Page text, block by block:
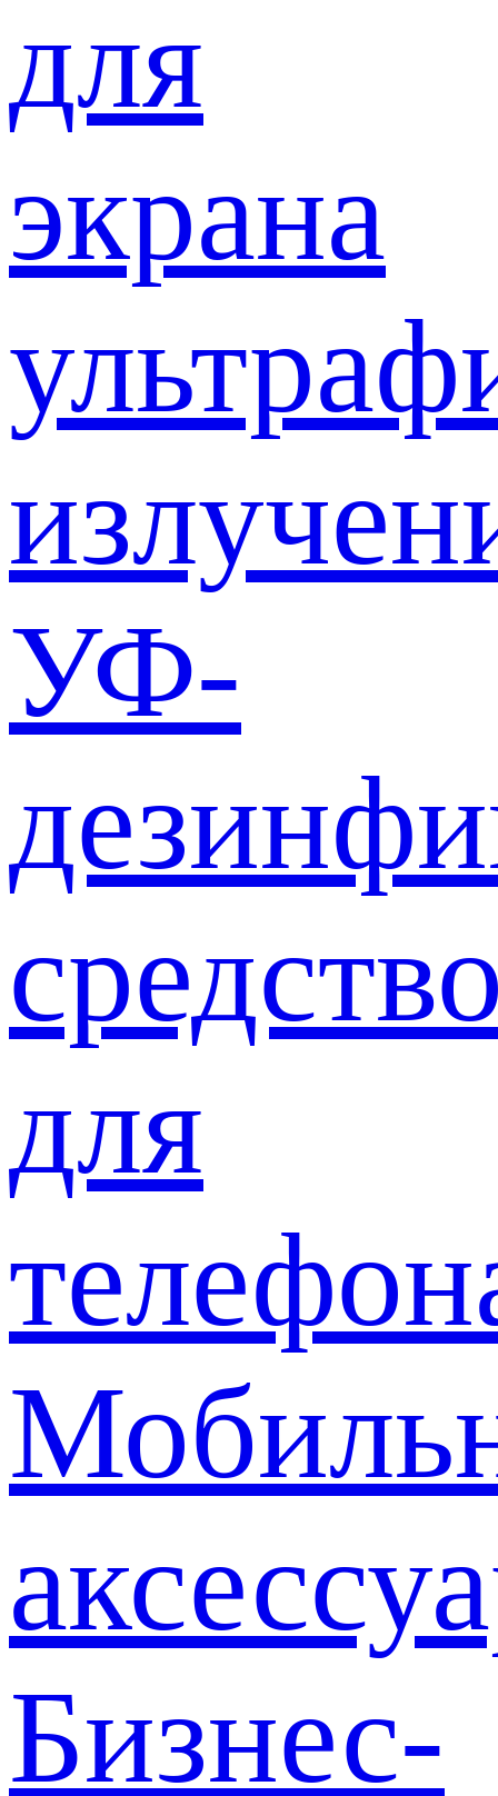
для
экрана
УФ-
для
Бизнес-